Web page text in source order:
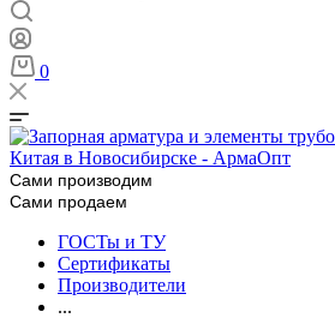
0
Сами производим
Сами продаем
ГОСТы и ТУ
Сертификаты
Производители
...